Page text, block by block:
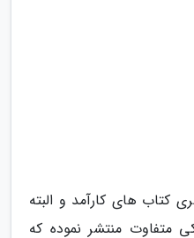
های کارآمد و البته
متفاوت منتشر نموده که